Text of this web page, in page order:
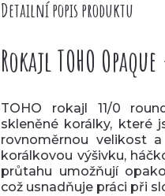
Detailní popis produktu
Rokajl TOHO
TOHO rokajl 11/0
skleněné korálky, které
rovnoměrnou velikost
korálkovou výšivku,
průtahu umožňují
což usnadňuje práci při